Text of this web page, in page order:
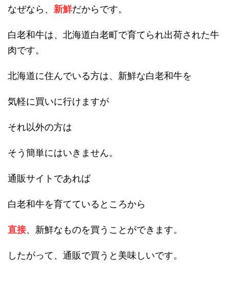
なぜなら、 新鮮だからです。
白老和牛は、北海道白老町で育てられ出荷された牛
肉です。
北海道に住んでいる方は、新鮮な白老和牛を
気軽に買いに行けますが
それ以外の方は
そう簡単にはいきません。
通販サイトであれば
白老和牛を育てているところから
直接、新鮮なものを買うことができます。
したがって、通販で買うと美味しいです。